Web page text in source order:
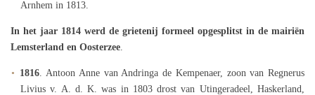
Arnhem in 1813.
In het jaar 1814 werd de grietenij formeel opgesplitst in de mairiën
Lemsterland en Oosterzee.
1816. Antoon Anne van Andringa de Kempenaer, zoon van Regnerus
Livius v. A. d. K. was in 1803 drost van Utingeradeel, Haskerland,